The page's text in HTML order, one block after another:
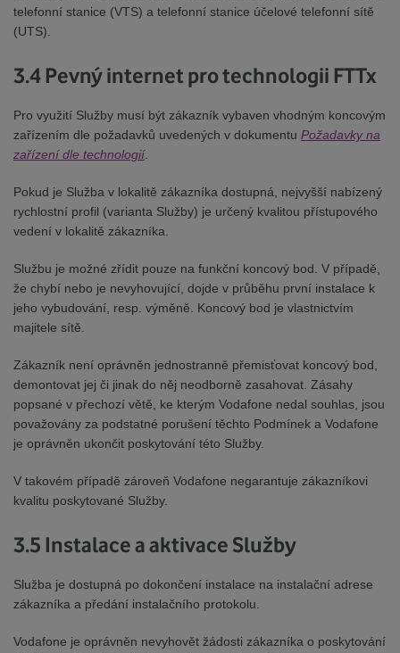
telefonní stanice (VTS) a telefonní stanice účelové telefonní sítě
(UTS).
3.4 Pevný internet pro technologii FTTx
Pro využití Služby musí být zákazník vybaven vhodným koncovým
zařízením dle požadavků uvedených v dokumentu Požadavky na
zařízení dle technologií.
Pokud je Služba v lokalitě zákazníka dostupná, nejvyšší nabízený
rychlostní profil (varianta Služby) je určený kvalitou přístupového
vedení v lokalitě zákazníka.
Službu je možné zřídit pouze na funkční koncový bod. V případě,
že chybí nebo je nevyhovující, dojde v průběhu první instalace k
jeho vybudování, resp. výměně. Koncový bod je vlastnictvím
majitele sítě.
Zákazník není oprávněn jednostranně přemisťovat koncový bod,
demontovat jej či jinak do něj neodborně zasahovat. Zásahy
popsané v přechozí větě, ke kterým Vodafone nedal souhlas, jsou
považovány za podstatné porušení těchto Podmínek a Vodafone
je oprávněn ukončit poskytování této Služby.
V takovém případě zároveň Vodafone negarantuje zákazníkovi
kvalitu poskytované Služby.
3.5 Instalace a aktivace Služby
Služba je dostupná po dokončení instalace na instalační adrese
zákazníka a předání instalačního protokolu.
Vodafone je oprávněn nevyhovět žádosti zákazníka o poskytování